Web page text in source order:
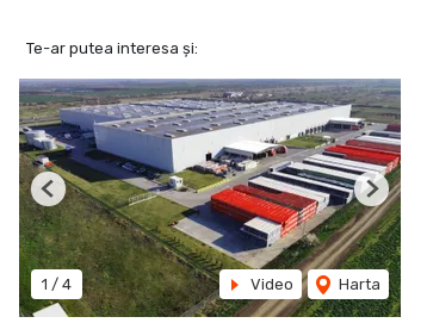
Te-ar putea interesa și:
1 / 4 Video Harta
Previous Next